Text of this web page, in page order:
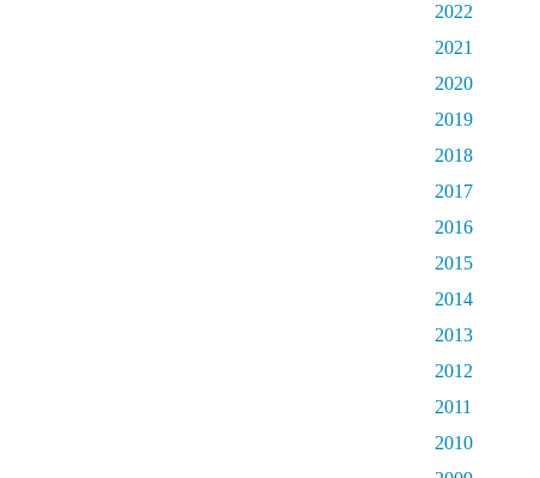
2022
2021
2020
2019
2018
2017
2016
2015
2014
2013
2012
2011
2010